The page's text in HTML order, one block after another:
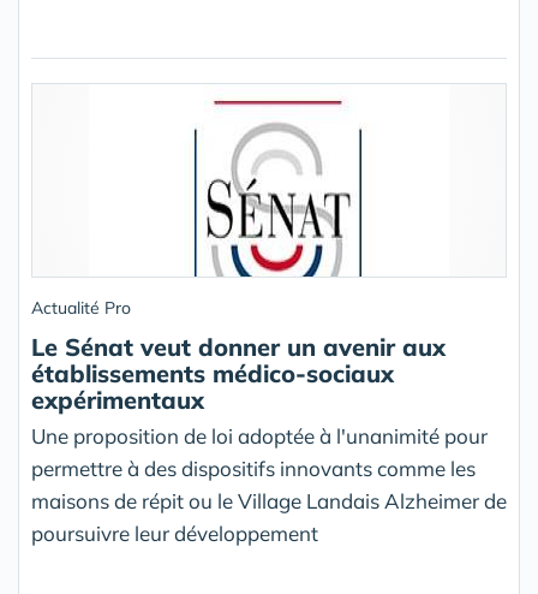
Actualité Pro
Le Sénat veut donner un avenir aux
établissements médico-sociaux
expérimentaux
Une proposition de loi adoptée à l'unanimité pour
permettre à des dispositifs innovants comme les
maisons de répit ou le Village Landais Alzheimer de
poursuivre leur développement